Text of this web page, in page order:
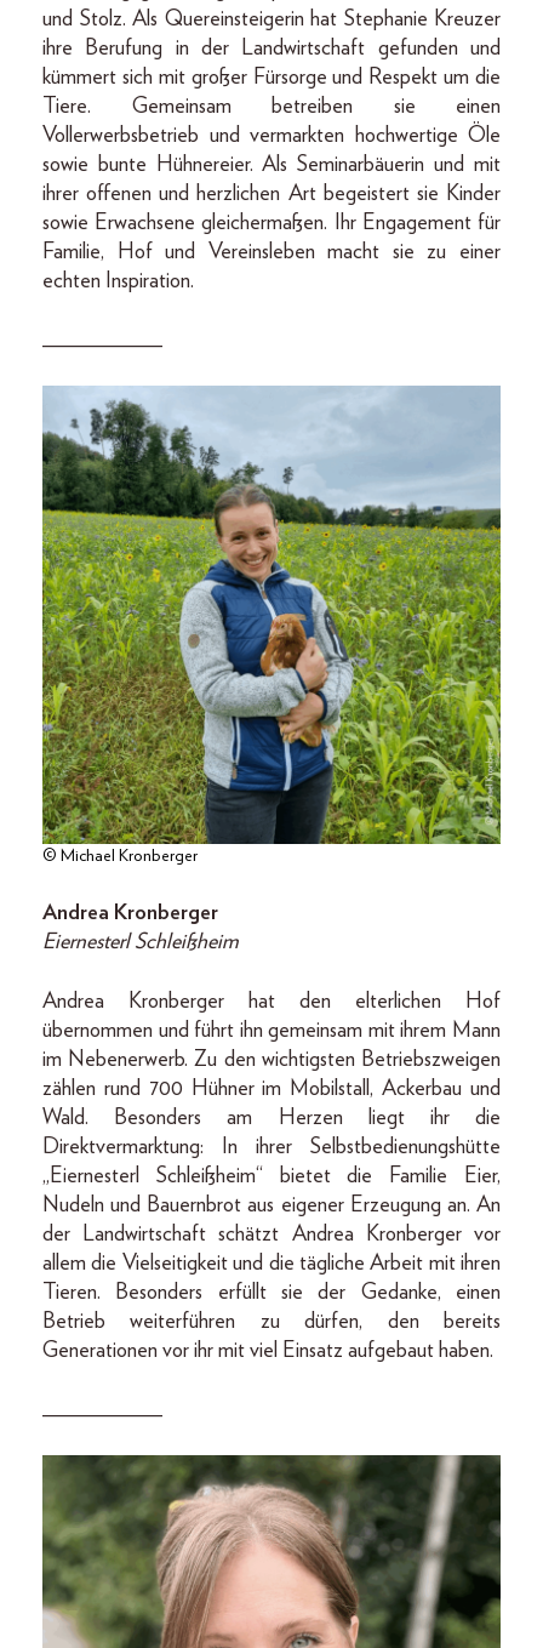
und Stolz. Als Quereinsteigerin hat Stephanie Kreuzer
ihre Berufung in der Landwirtschaft gefunden und
kümmert sich mit großer Fürsorge und Respekt um die
Tiere. Gemeinsam betreiben sie einen
Vollerwerbsbetrieb und vermarkten hochwertige Öle
sowie bunte Hühnereier. Als Seminarbäuerin und mit
ihrer offenen und herzlichen Art begeistert sie Kinder
sowie Erwachsene gleichermaßen. Ihr Engagement für
Familie, Hof und Vereinsleben macht sie zu einer
echten Inspiration.
___________
© Michael Kronberger
Andrea Kronberger
Eiernesterl Schleißheim
Andrea Kronberger hat den elterlichen Hof
übernommen und führt ihn gemeinsam mit ihrem Mann
im Nebenerwerb. Zu den wichtigsten Betriebszweigen
zählen rund 700 Hühner im Mobilstall, Ackerbau und
Wald. Besonders am Herzen liegt ihr die
Direktvermarktung: In ihrer Selbstbedienungshütte
„Eiernesterl Schleißheim“ bietet die Familie Eier,
Nudeln und Bauernbrot aus eigener Erzeugung an. An
der Landwirtschaft schätzt Andrea Kronberger vor
allem die Vielseitigkeit und die tägliche Arbeit mit ihren
Tieren. Besonders erfüllt sie der Gedanke, einen
Betrieb weiterführen zu dürfen, den bereits
Generationen vor ihr mit viel Einsatz aufgebaut haben.
___________